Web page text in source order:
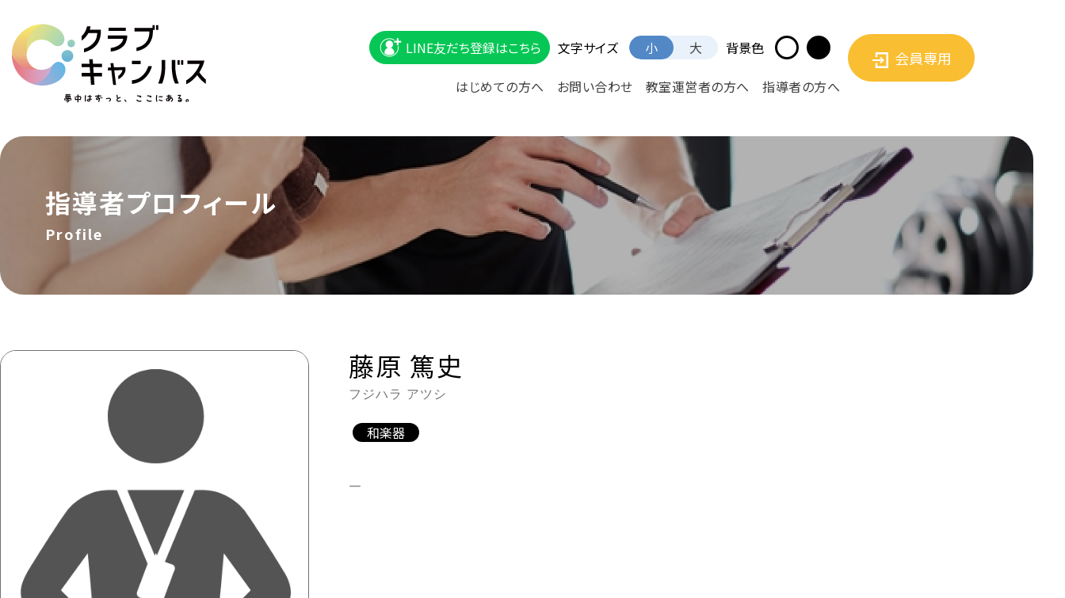
はじめての方へ お問い合わせ 教室運営者の方へ 指導者の方へ
LINE友だち登録はこちら 文字サイズ 小 大 背景色
会員専用
指導者プロフィール
Profile
藤原 篤史
フジハラ アツシ
和楽器
―